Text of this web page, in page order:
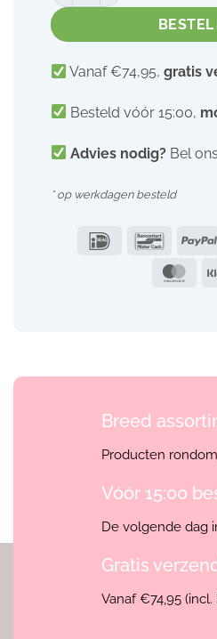
Vanaf €74,95,gratis
Besteld vóór 15:00,
Advies nodig? Bel ons
* op werkdagen besteld
IDeal
Breed
Producten
Vóór 15:00
De volgende dag
Gratis
Vanaf €74,95 (incl.